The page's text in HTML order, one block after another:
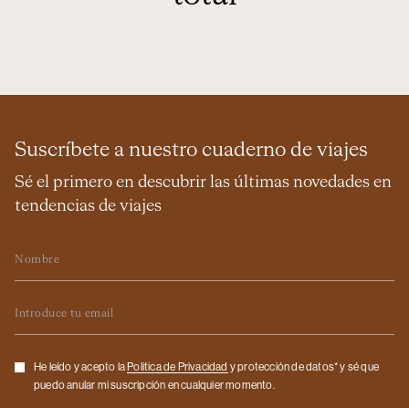
Suscríbete a nuestro cuaderno de viajes
Sé el primero en descubrir las últimas novedades en
tendencias de viajes
Checkbox
He leído y acepto la Politica de Privacidad y protección de datos* y sé que
puedo anular mi suscripción en cualquier momento.